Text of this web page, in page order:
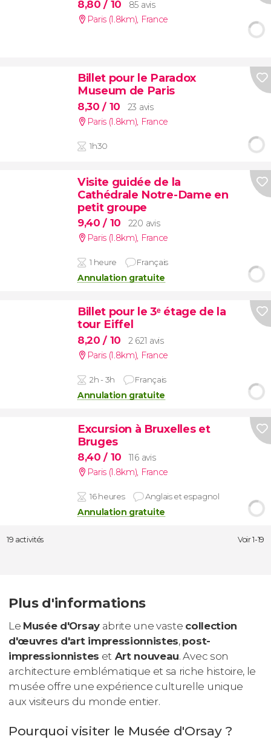
8,80/ 10
85 avis
Paris (1.8km), France
Billet pour le Paradox
Museum de Paris
8,30/ 10
23 avis
Paris (1.8km), France
1h30
Visite guidée de la
Cathédrale Notre-Dame en
petit groupe
9,40/ 10
220 avis
Paris (1.8km), France
1 heure Français
Annulation gratuite
Billet pour le 3ᵉ étage de la
tour Eiffel
8,20/ 10
2 621 avis
Paris (1.8km), France
2h - 3h Français
Annulation gratuite
Excursion à Bruxelles et
Bruges
8,40/ 10
116 avis
Paris (1.8km), France
16 heures Anglais et espagnol
Annulation gratuite
19 activités Voir 1-19
Plus d'informations
Le Musée d'Orsayabrite une vaste collection
d'œuvres d'art impressionnistes, post-
impressionnistes et Art nouveau. Avec son
architecture emblématique et sa riche histoire, le
musée offre une expérience culturelle unique
aux visiteurs du monde entier.
Pourquoi visiter le Musée d'Orsay ?